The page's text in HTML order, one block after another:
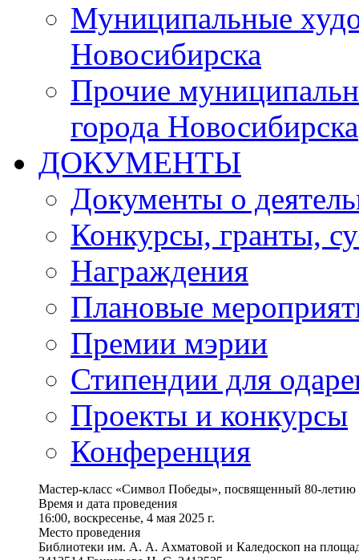
Муниципальные
Новосибирска
Прочие
города Новосибирска
ДОКУМЕНТЫ
Документы о
Конкурсы, гранты,
Награждения
Плановые
Премии мэрии
Стипендии для
Проекты и конкурсы
Конференция
Мастер-класс «Символ Победы», посвященный 80-
Время и дата проведения
16:00, воскресенье, 4 мая 2025 г.
Место проведения
Библиотеки им. А. А. Ахматовой и Каледоскоп на